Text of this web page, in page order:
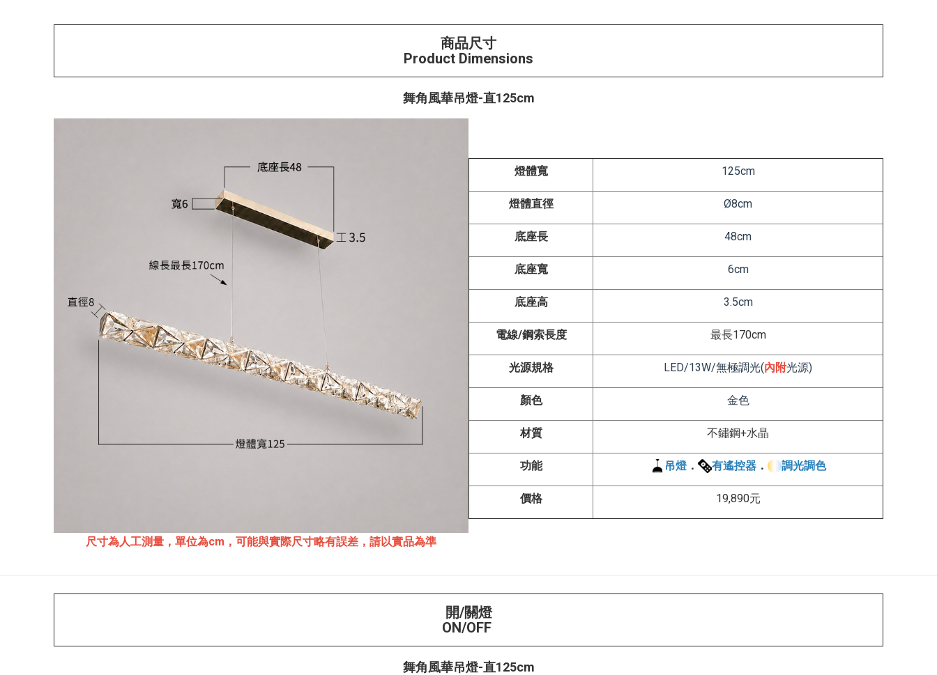
商品尺寸
Product Dimensions
舞角風華吊燈-直125cm
尺寸為人工測量，單位為cm，可能與實際尺寸略有誤差，請以實品為準
燈體寬 125cm
燈體直徑 Ø8cm
底座長 48cm
底座寬 6cm
底座高 3.5cm
電線/鋼索長度 最長170cm
光源規格 LED/13W/無極調光(內附光源)
顏色 金色
材質 不鏽鋼+水晶
功能 吊燈． 有遙控器． 調光調色
價格 19,890元
開/關燈
ON/OFF
舞角風華吊燈-直125cm